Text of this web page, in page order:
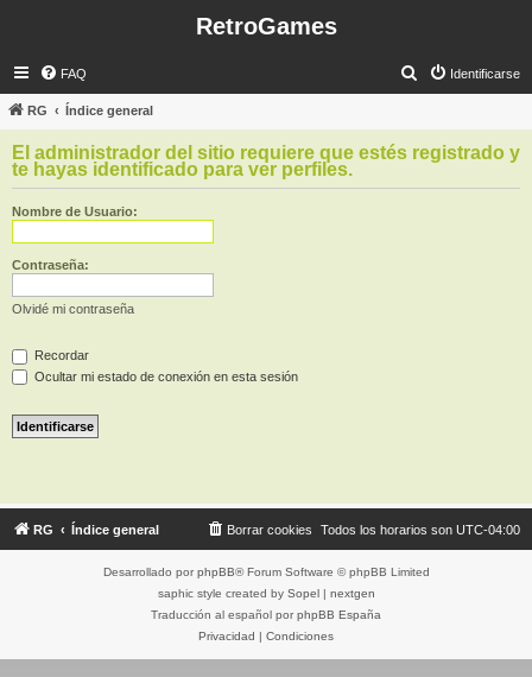
RetroGames
FAQ Identificarse
s
c
a
RG Índice general
El administrador del sitio requiere que estés registrado y
te hayas identificado para ver perfiles.
Nombre de Usuario:
Contraseña:
Olvidé mi contraseña
Recordar
Ocultar mi estado de conexión en esta sesión
RG Índice general Todos los horarios son UTC-04:00
Borrar cookies
Desarrollado por phpBB® Forum Software © phpBB Limited
saphic style created by Sopel| nextgen
Traducción al español por phpBB España
Privacidad | Condiciones